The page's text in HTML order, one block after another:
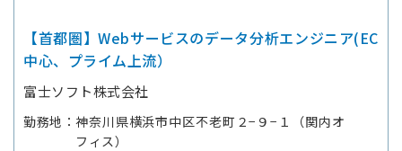
【首都圏】Webサービスのデータ分析エンジニア(EC
中心、プライム上流）
富士ソフト株式会社
勤務地
神奈川県横浜市中区不老町２−９−１（関内オ
フィス）